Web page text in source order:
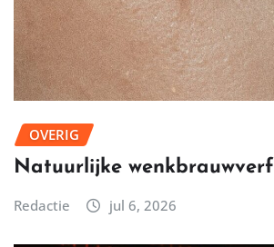
OVERIG
Natuurlijke wenkbrauwverf
Redactie jul 6, 2026